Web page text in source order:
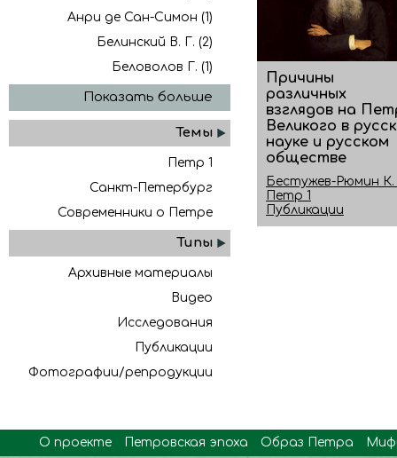
Анри де Сан-Симон (1)
Белинский В. Г. (2)
Беловолов Г. (1)
Показать больше
Темы
Петр 1
Санкт-Петербург
Современники о Петре
Типы
Архивные материалы
Видео
Исследования
Публикации
Фотографии/репродукции
Причины
различных
взглядов на
Великого в
науке и русском
обществе
Бестужев-Рюмин
Петр 1
Публикации
О проекте Петровская эпоха Образ Петра